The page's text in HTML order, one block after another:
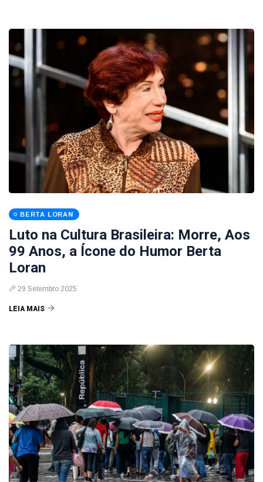
BERTA LORAN
Luto na Cultura Brasileira: Morre, Aos
99 Anos, a Ícone do Humor Berta
Loran
29 Setembro 2025
LEIA MAIS